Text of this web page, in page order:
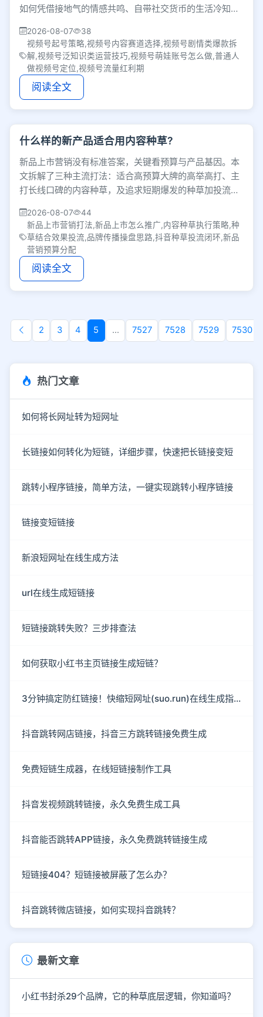
如何凭借接地气的情感共鸣、自带社交货币的生活冷知识
2026-08-07
38
视频号起号策略,视频号内容赛道选择,视频号剧情类爆款拆
解,视频号泛知识类运营技巧,视频号萌娃账号怎么做,普通人
做视频号定位,视频号流量红利期
阅读全文
什么样的新产品适合用内容种草?
新品上市营销没有标准答案，关键看预算与产品基因。本
文拆解了三种主流打法：适合高预算大牌的高举高打、主
打长线口碑的内容种草，及追求短期爆发的种草加投流，
2026-08-07
44
新品上市营销打法,新品上市怎么推广,内容种草执行策略,种
草结合效果投流,品牌传播操盘思路,抖音种草投流闭环,新品
营销预算分配
阅读全文
2 3 4 5 ... 7527 7528 7529 7530
热门文章
如何将长网址转为短网址
长链接如何转化为短链，详细步骤，快速把长链接变短
跳转小程序链接，简单方法，一键实现跳转小程序链接
链接变短链接
新浪短网址在线生成方法
url在线生成短链接
短链接跳转失败？三步排查法
如何获取小红书主页链接生成短链？
3分钟搞定防红链接！快缩短网址(suo.run)在线生成指南
抖音跳转网店链接，抖音三方跳转链接免费生成
免费短链生成器，在线短链接制作工具
抖音发视频跳转链接，永久免费生成工具
抖音能否跳转APP链接，永久免费跳转链接生成
短链接404？短链接被屏蔽了怎么办？
抖音跳转微店链接，如何实现抖音跳转？
最新文章
小红书封杀29个品牌，它的种草底层逻辑，你知道吗？